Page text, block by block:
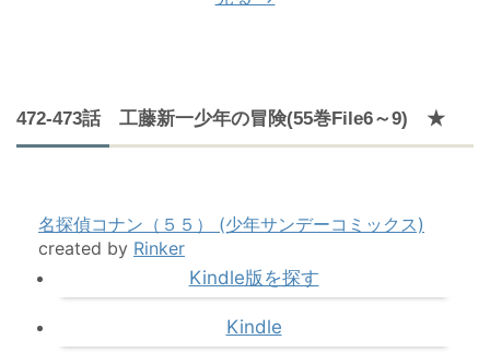
472-473話 工藤新一少年の冒険(55巻File6～9) ★
名探偵コナン（５５） (少年サンデーコミックス)
created by Rinker
Kindle版を探す
Kindle